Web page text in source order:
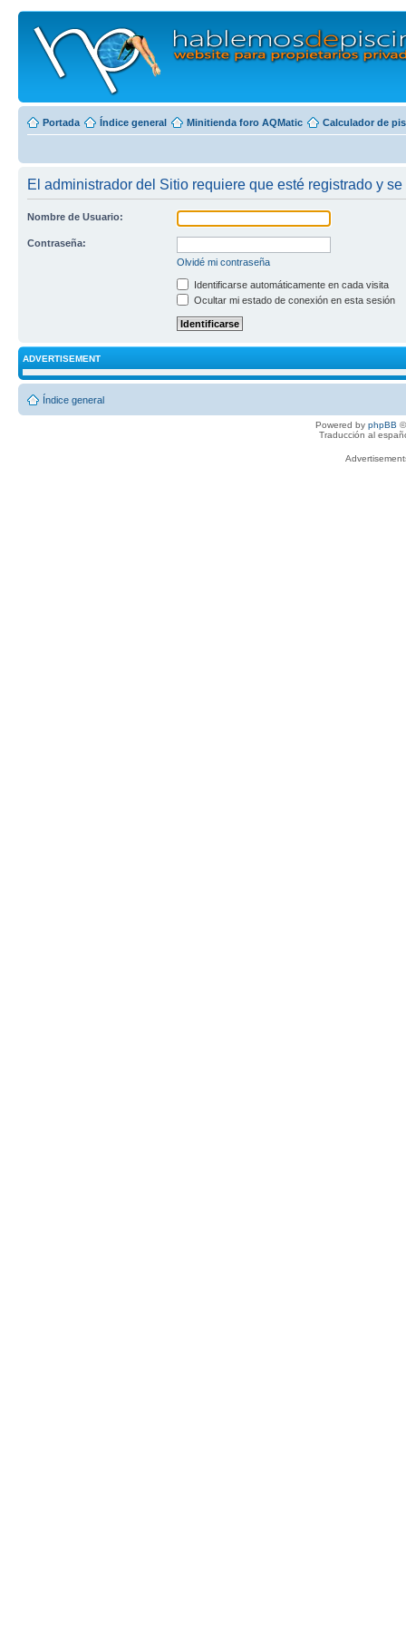
Portada Índice general Minitienda foro AQMatic Calculador de
El administrador del Sitio requiere que esté registrado y
Nombre de Usuario:
Contraseña:
Olvidé mi contraseña
Identificarse automáticamente en cada visita
Ocultar mi estado de conexión en esta sesión
ADVERTISEMENT
Índice general
Powered by phpBB
Traducción al